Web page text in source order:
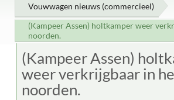
Vouwwagen nieuws (commercieel)
(Kampeer Assen) holtkamper weer
noorden.
(Kampeer Assen)
weer verkrijgbaar in
noorden.